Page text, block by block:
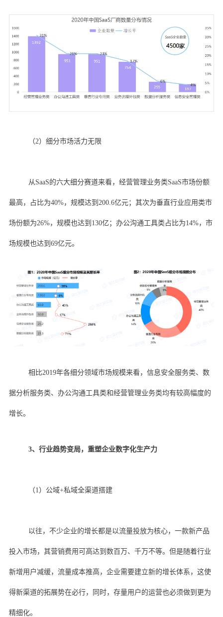
（2）细分市场活力无限
从SaaS的六大细分赛道来看，经营管理业务类SaaS市场份额
最高，占比为40%，规模达到200.6亿元；其次为垂直行业应用类市
场份额为26%，规模也达到130亿；办公沟通工具类占比为14%，市
场规模也达到69亿元。
相比2019年各细分领域市场规模来看，信息安全服务类、数
据分析服务类、办公沟通工具类和经营管理业务类均有较高幅度的
增长。
3、行业趋势变局，重塑企业数字化生产力
（1）公域+私域全渠道搭建
以往，不少企业的增长都是以流量投放为核心，一款新产品
投入市场，其营销费用可高达到数百万、千万不等。但是随着行业
新增用户减缓，流量成本推高，企业需要建立新的增长体系，这使
得新渠道的拓展势在必行，同时，存量用户的运营也必须做到更为
精细化。